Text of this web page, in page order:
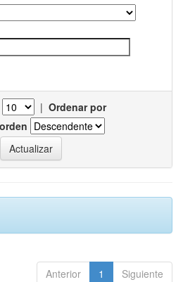
| Ordenar por
Anterior 1 Siguiente